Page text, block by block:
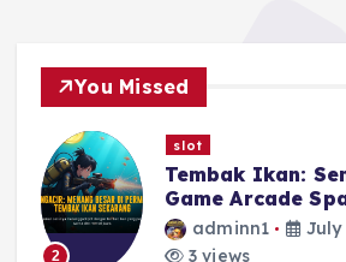
You Missed
slot
Menaklukkan
Game Book of
Play
adminn1